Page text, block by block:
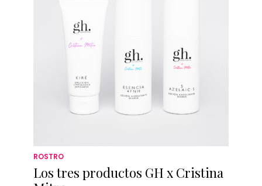
ROSTRO
Los tres productos GH x Cristina